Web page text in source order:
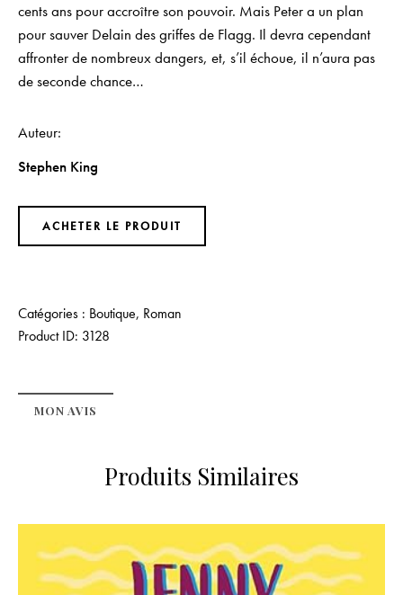
cents ans pour accroître son pouvoir. Mais Peter a un plan
pour sauver Delain des griffes de Flagg. Il devra cependant
affronter de nombreux dangers, et, s’il échoue, il n’aura pas
de seconde chance…
Auteur
Stephen King
ACHETER LE PRODUIT
Catégories : Boutique, Roman
Product ID: 3128
MON AVIS
Produits Similaires